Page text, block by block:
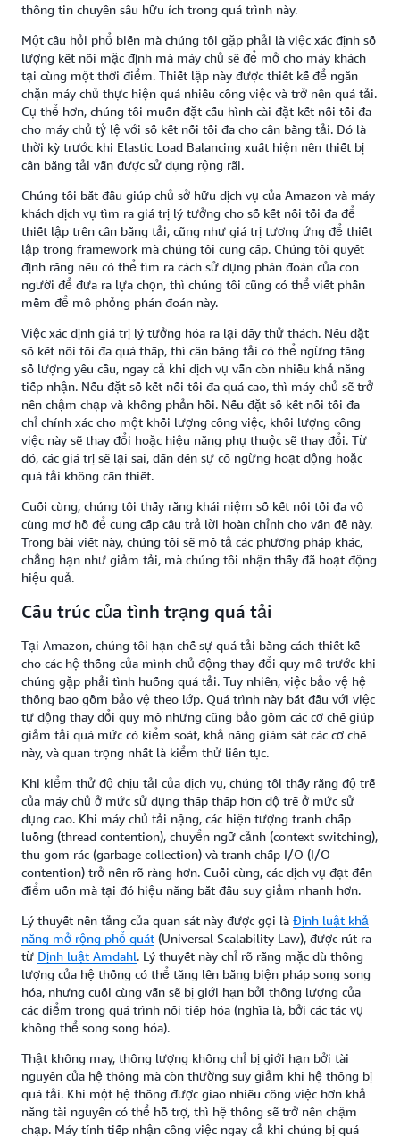
thông tin chuyên sâu hữu ích trong quá trình này.
Một câu hỏi phổ biến mà chúng tôi gặp phải là việc xác định số
lượng kết nối mặc định mà máy chủ sẽ để mở cho máy khách
tại cùng một thời điểm. Thiết lập này được thiết kế để ngăn
chặn máy chủ thực hiện quá nhiều công việc và trở nên quá tải.
Cụ thể hơn, chúng tôi muốn đặt cấu hình cài đặt kết nối tối đa
cho máy chủ tỷ lệ với số kết nối tối đa cho cân bằng tải. Đó là
thời kỳ trước khi Elastic Load Balancing xuất hiện nên thiết bị
cân bằng tải vẫn được sử dụng rộng rãi.
Chúng tôi bắt đầu giúp chủ sở hữu dịch vụ của Amazon và máy
khách dịch vụ tìm ra giá trị lý tưởng cho số kết nối tối đa để
thiết lập trên cân bằng tải, cũng như giá trị tương ứng để thiết
lập trong framework mà chúng tôi cung cấp. Chúng tôi quyết
định rằng nếu có thể tìm ra cách sử dụng phán đoán của con
người để đưa ra lựa chọn, thì chúng tôi cũng có thể viết phần
mềm để mô phỏng phán đoán này.
Việc xác định giá trị lý tưởng hóa ra lại đầy thử thách. Nếu đặt
số kết nối tối đa quá thấp, thì cân bằng tải có thể ngừng tăng
số lượng yêu cầu, ngay cả khi dịch vụ vẫn còn nhiều khả năng
tiếp nhận. Nếu đặt số kết nối tối đa quá cao, thì máy chủ sẽ trở
nên chậm chạp và không phản hồi. Nếu đặt số kết nối tối đa
chỉ chính xác cho một khối lượng công việc, khối lượng công
việc này sẽ thay đổi hoặc hiệu năng phụ thuộc sẽ thay đổi. Từ
đó, các giá trị sẽ lại sai, dẫn đến sự cố ngừng hoạt động hoặc
quá tải không cần thiết.
Cuối cùng, chúng tôi thấy rằng khái niệm số kết nối tối đa vô
cùng mơ hồ để cung cấp câu trả lời hoàn chỉnh cho vấn đề này.
Trong bài viết này, chúng tôi sẽ mô tả các phương pháp khác,
chẳng hạn như giảm tải, mà chúng tôi nhận thấy đã hoạt động
hiệu quả.
Cấu trúc của tình trạng quá tải
Tại Amazon, chúng tôi hạn chế sự quá tải bằng cách thiết kế
cho các hệ thống của mình chủ động thay đổi quy mô trước khi
chúng gặp phải tình huống quá tải. Tuy nhiên, việc bảo vệ hệ
thống bao gồm bảo vệ theo lớp. Quá trình này bắt đầu với việc
tự động thay đổi quy mô nhưng cũng bảo gồm các cơ chế giúp
giảm tải quá mức có kiểm soát, khả năng giám sát các cơ chế
này, và quan trọng nhất là kiểm thử liên tục.
Khi kiểm thử độ chịu tải của dịch vụ, chúng tôi thấy rằng độ trễ
của máy chủ ở mức sử dụng thấp thấp hơn độ trễ ở mức sử
dụng cao. Khi máy chủ tải nặng, các hiện tượng tranh chấp
luồng (thread contention), chuyển ngữ cảnh (context switching),
thu gom rác (garbage collection) và tranh chấp I/O (I/O
contention) trở nên rõ ràng hơn. Cuối cùng, các dịch vụ đạt đến
điểm uốn mà tại đó hiệu năng bắt đầu suy giảm nhanh hơn.
Lý thuyết nền tảng của quan sát này được gọi là Định luật khả
năng mở rộng phổ quát (Universal Scalability Law), được rút ra
từ Định luật Amdahl. Lý thuyết này chỉ rõ rằng mặc dù thông
lượng của hệ thống có thể tăng lên bằng biện pháp song song
hóa, nhưng cuối cùng vẫn sẽ bị giới hạn bởi thông lượng của
các điểm trong quá trình nối tiếp hóa (nghĩa là, bởi các tác vụ
không thể song song hóa).
Thật không may, thông lượng không chỉ bị giới hạn bởi tài
nguyên của hệ thống mà còn thường suy giảm khi hệ thống bị
quá tải. Khi một hệ thống được giao nhiều công việc hơn khả
năng tài nguyên có thể hỗ trợ, thì hệ thống sẽ trở nên chậm
chạp. Máy tính tiếp nhận công việc ngay cả khi chúng bị quá